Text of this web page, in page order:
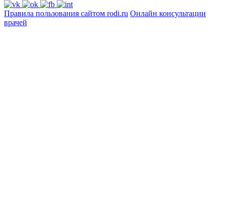
Правила пользования сайтом rodi.ru Онлайн консультации
врачей